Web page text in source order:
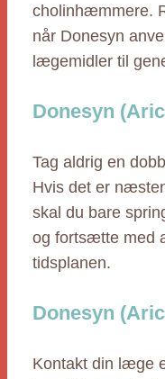
cholinhæmmere.
når Donesyn
lægemidler til
Donesyn
Tag aldrig en
Hvis det er
skal du bare
og fortsætte med
tidsplanen.
Donesyn
Kontakt din læge